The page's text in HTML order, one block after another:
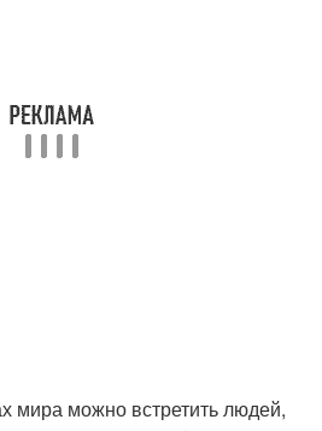
мира можно встретить людей,